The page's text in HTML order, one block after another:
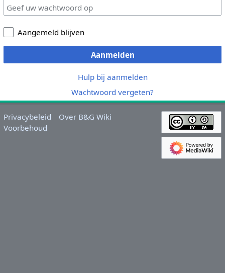
Aangemeld blijven
Aanmelden
Hulp bij aanmelden
Wachtwoord vergeten?
Privacybeleid
Over B&G Wiki
Voorbehoud